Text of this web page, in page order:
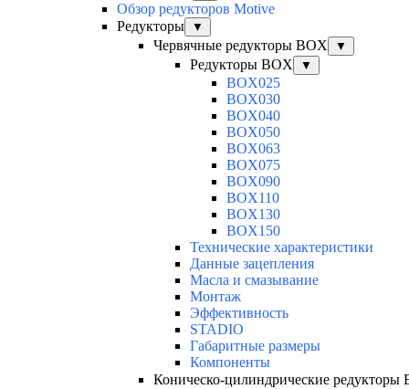
Обзор редукторов Motive
Редукторы
▼
Червячные редукторы BOX ▼
Редукторы BOX ▼
BOX025
BOX030
BOX040
BOX050
BOX063
BOX075
BOX090
BOX110
BOX130
BOX150
Технические характеристики
Данные зацепления
Масла и смазывание
Монтаж
Эффективность
STADIO
Габаритные размеры
Компоненты
Коническо-цилиндрические редукторы